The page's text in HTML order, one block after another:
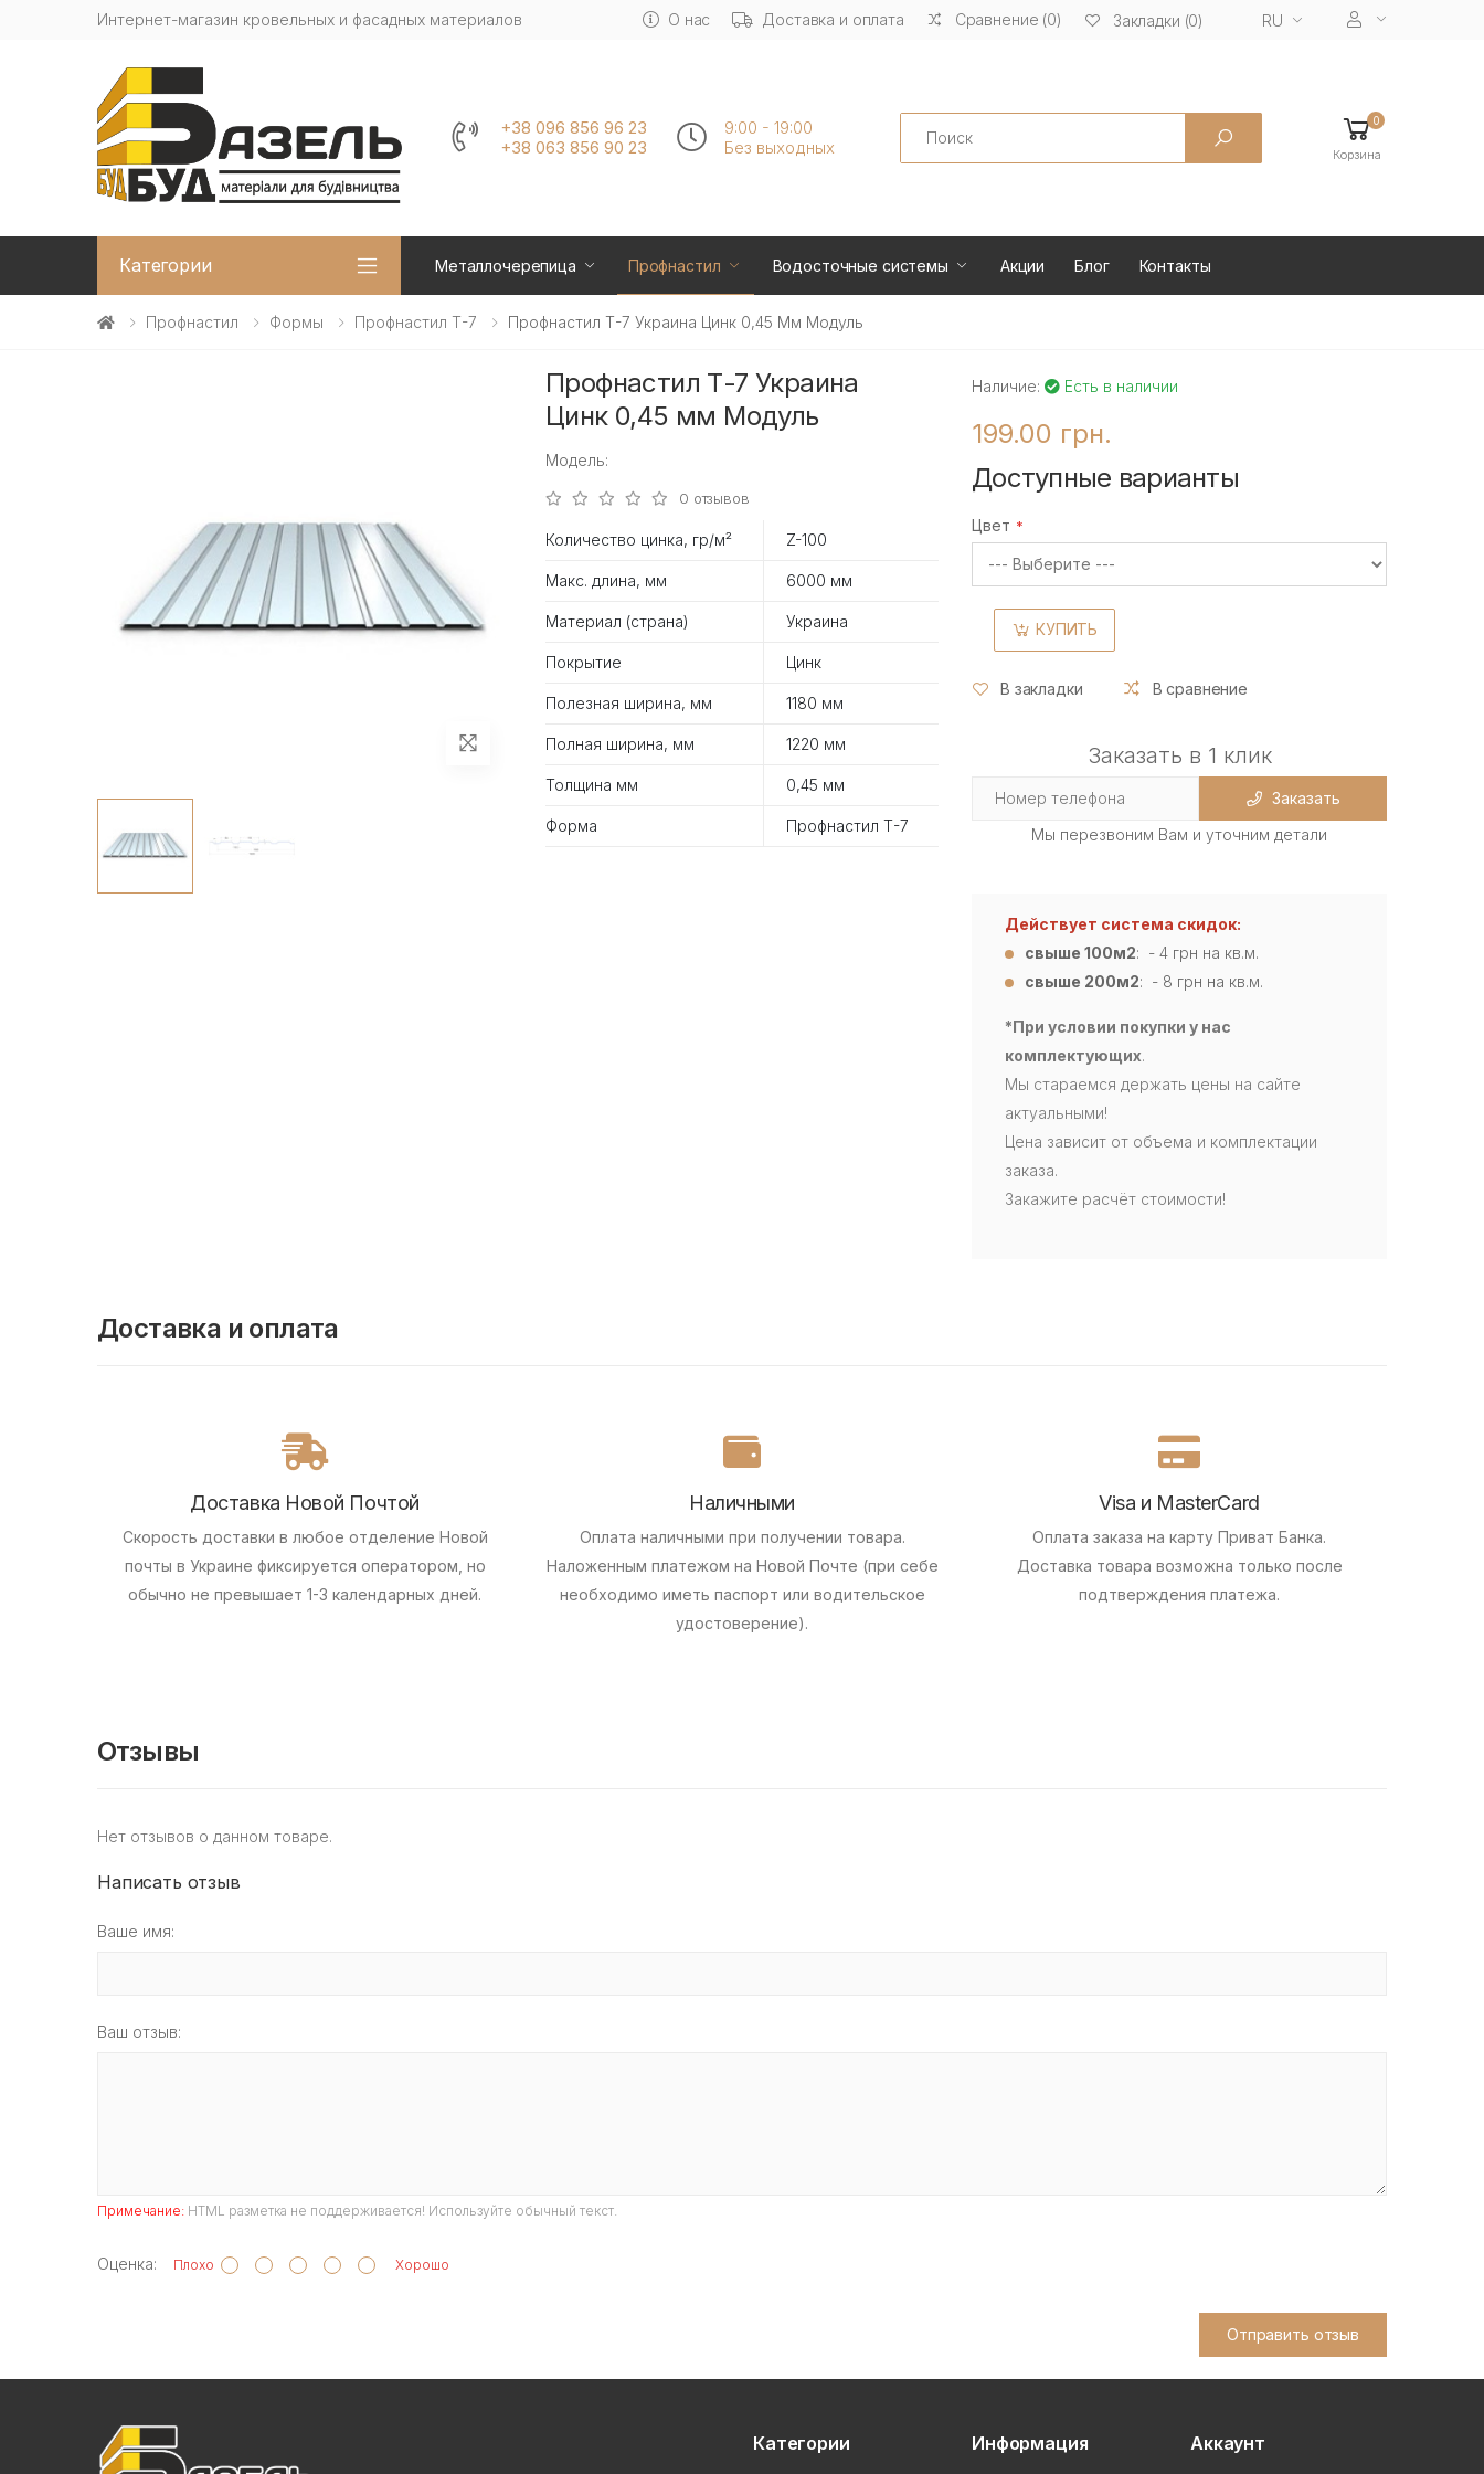
Интернет-магазин кровельных и фасадных материалов О нас Доставка и оплата Сравнение (0) Закладки (0) RU
+38 096 856 96 23
+38 063 856 90 23
9:00 - 19:00
Без выходных
Search 0
Корзина
Категории Металлочерепица Профнастил Водосточные системы Акции Блог Контакты
Профнастил Формы Профнастил Т-7 Профнастил Т-7 Украина Цинк 0,45 Мм Модуль
Профнастил Т-7 Украина
Цинк 0,45 мм Модуль
Модель:
0 отзывов
Количество цинка, гр/м² Z-100
Макс. длина, мм 6000 мм
Материал (страна) Украина
Покрытие Цинк
Полезная ширина, мм 1180 мм
Полная ширина, мм 1220 мм
Толщина мм 0,45 мм
Форма Профнастил Т-7
Наличие: Есть в наличии
199.00 грн.
Доступные варианты
Цвет
КУПИТЬ
В закладки В сравнение
Заказать в 1 клик
Заказать
Мы перезвоним Вам и уточним детали
Действует система скидок:
свыше 100м2: - 4 грн на кв.м.
свыше 200м2: - 8 грн на кв.м.
*При условии покупки у нас
комплектующих.
Мы стараемся держать цены на сайте
актуальными!
Цена зависит от объема и комплектации
заказа.
Закажите расчёт стоимости!
Доставка и оплата
Доставка Новой Почтой
Скорость доставки в любое отделение Новой
почты в Украине фиксируется оператором, но
обычно не превышает 1-3 календарных дней.
Наличными
Оплата наличными при получении товара.
Наложенным платежом на Новой Почте (при себе
необходимо иметь паспорт или водительское
удостоверение).
Visa и MasterCard
Оплата заказа на карту Приват Банка.
Доставка товара возможна только после
подтверждения платежа.
Отзывы
Нет отзывов о данном товаре.
Написать отзыв
Ваше имя:
Ваш отзыв:
Примечание: HTML разметка не поддерживается! Используйте обычный текст.
Оценка: Плохо Хорошо
Отправить отзыв
Категории Информация Аккаунт